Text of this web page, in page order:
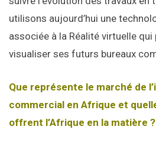
utilisons aujourd’hui une
associée à la Réalité virtuelle
visualiser ses futurs bureaux
Que représente le marché de
commercial en Afrique et
offrent l’Afrique en la matière ?